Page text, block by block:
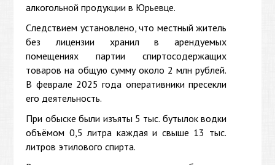
алкогольной продукции в Юрьевце.
Следствием установлено, что местный житель
без лицензии хранил в арендуемых
помещениях партии спиртосодержащих
товаров на общую сумму около 2 млн рублей.
В феврале 2025 года оперативники пресекли
его деятельность.
При обыске были изъяты 5 тыс. бутылок водки
объёмом 0,5 литра каждая и свыше 13 тыс.
литров этилового спирта.